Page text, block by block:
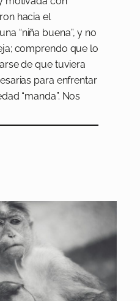
hacia el
“niña buena”, y no
comprendo que lo
de que tuviera
para enfrentar
“manda”. Nos